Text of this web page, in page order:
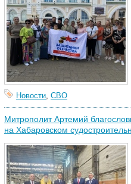
Новости, СВО
Митрополит Артемий
на Хабаровском